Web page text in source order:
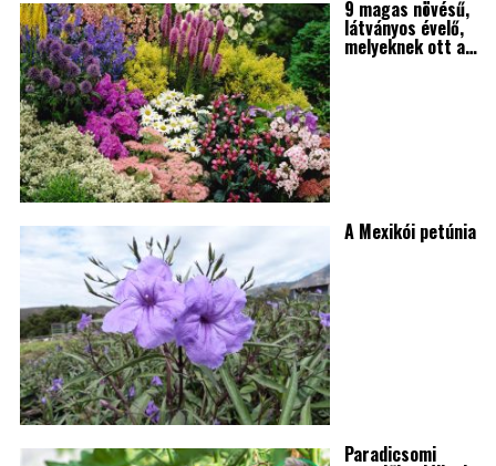
9 magas növésű,
látványos évelő,
melyeknek ott a…
A Mexikói petúnia
Paradicsomi